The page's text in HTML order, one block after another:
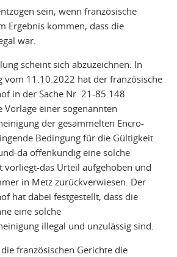
sein, wenn französische
Ergebnis kommen, dass die
war.
scheint sich abzuzeichnen: In
vom 11.10.2022 hat der französische
in der Sache Nr. 21-85.148
Vorlage einer sogenannten
der gesammelten Encro-
Bedingung für die Gültigkeit
da offenkundig eine solche
vorliegt-das Urteil aufgehoben und
in Metz zurückverwiesen. Der
hat dabei festgestellt, dass die
eine solche
illegal und unzulässig sind.
französischen Gerichte die